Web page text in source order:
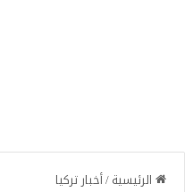
الرئيسية/أخبار تركيا